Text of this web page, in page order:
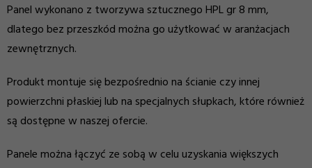
Panel wykonano z tworzywa sztucznego HPL gr 8 mm,
dlatego bez przeszkód można go użytkować w aranżacjach
zewnętrznych.
Produkt montuje się bezpośrednio na ścianie czy innej
powierzchni płaskiej lub na specjalnych słupkach, które również
są dostępne w naszej ofercie.
Panele można łączyć ze sobą w celu uzyskania większych